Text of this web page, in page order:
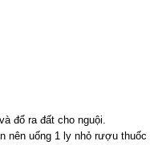
đổ ra đất cho nguội.
nên uống 1 ly nhỏ rượu thuốc